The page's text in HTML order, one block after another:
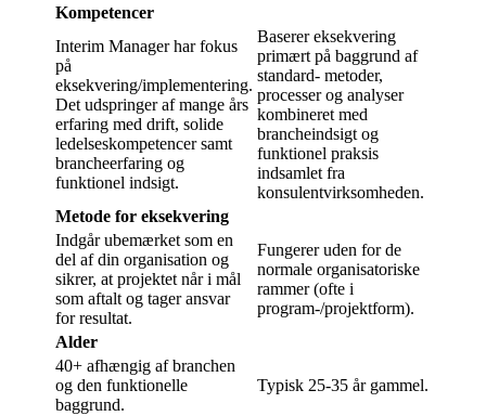
Kompetencer
Interim Manager har fokus
på
eksekvering/implementering.
Det udspringer af mange års
erfaring med drift, solide
ledelseskompetencer samt
brancheerfaring og
funktionel indsigt.
Baserer eksekvering
primært på baggrund af
standard- metoder,
processer og analyser
kombineret med
brancheindsigt og
funktionel praksis
indsamlet fra
konsulentvirksomheden.
Metode for eksekvering
Indgår ubemærket som en
del af din organisation og
sikrer, at projektet når i mål
som aftalt og tager ansvar
for resultat.
Fungerer uden for de
normale organisatoriske
rammer (ofte i
program-/projektform).
Alder
40+ afhængig af branchen
og den funktionelle
baggrund.
Typisk 25-35 år gammel.